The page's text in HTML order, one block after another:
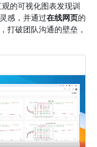
的可视化图表发现训
感，并通过在线网页的
，打破团队沟通的壁垒，